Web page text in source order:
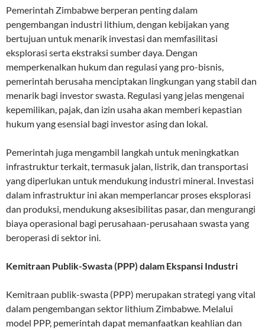
Pemerintah Zimbabwe berperan penting dalam
pengembangan industri lithium, dengan kebijakan yang
bertujuan untuk menarik investasi dan memfasilitasi
eksplorasi serta ekstraksi sumber daya. Dengan
memperkenalkan hukum dan regulasi yang pro-bisnis,
pemerintah berusaha menciptakan lingkungan yang stabil dan
menarik bagi investor swasta. Regulasi yang jelas mengenai
kepemilikan, pajak, dan izin usaha akan memberi kepastian
hukum yang esensial bagi investor asing dan lokal.
Pemerintah juga mengambil langkah untuk meningkatkan
infrastruktur terkait, termasuk jalan, listrik, dan transportasi
yang diperlukan untuk mendukung industri mineral. Investasi
dalam infrastruktur ini akan memperlancar proses eksplorasi
dan produksi, mendukung aksesibilitas pasar, dan mengurangi
biaya operasional bagi perusahaan-perusahaan swasta yang
beroperasi di sektor ini.
Kemitraan Publik-Swasta (PPP) dalam Ekspansi Industri
Kemitraan publik-swasta (PPP) merupakan strategi yang vital
dalam pengembangan sektor lithium Zimbabwe. Melalui
model PPP, pemerintah dapat memanfaatkan keahlian dan